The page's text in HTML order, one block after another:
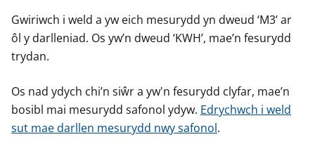
Gwiriwch i weld a yw eich mesurydd yn dweud ‘M3’ ar
ôl y darlleniad. Os yw’n dweud ‘KWH’, mae’n fesurydd
trydan.
Os nad ydych chi’n siŵr a yw'n fesurydd clyfar, mae’n
bosibl mai mesurydd safonol ydyw. Edrychwch i weld
sut mae darllen mesurydd nwy safonol.